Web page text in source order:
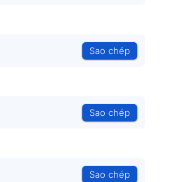
Sao chép
Sao chép
Sao chép